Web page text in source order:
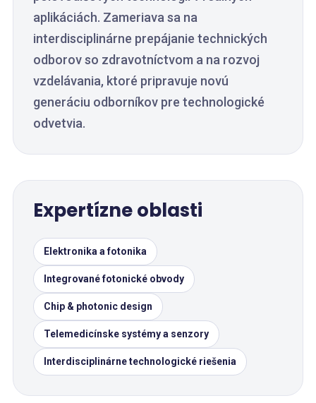
aplikáciách. Zameriava sa na
interdisciplinárne prepájanie technických
odborov so zdravotníctvom a na rozvoj
vzdelávania, ktoré pripravuje novú
generáciu odborníkov pre technologické
odvetvia.
Expertízne oblasti
Elektronika a fotonika
Integrované fotonické obvody
Chip & photonic design
Telemedicínske systémy a senzory
Interdisciplinárne technologické riešenia